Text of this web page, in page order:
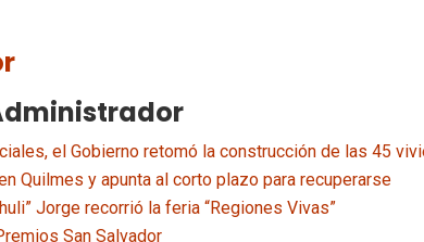
el Gobierno retomó la construcción de las 45
Quilmes y apunta al corto plazo para recuperarse
Jorge recorrió la feria “Regiones Vivas”
San Salvador